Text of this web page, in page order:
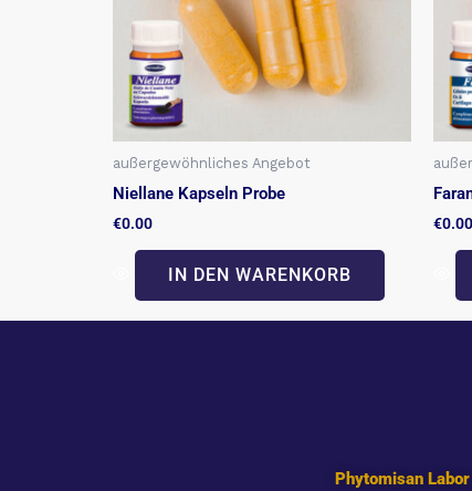
außergewöhnliches Angebot
Niellane Kapseln Probe
€0.00
IN DEN WARENKORB
€0.00
Phytomisan